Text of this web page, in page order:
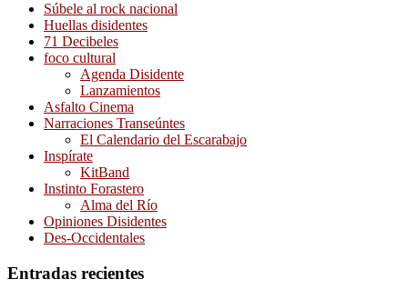
Súbele al rock nacional
Huellas disidentes
71 Decibeles
foco cultural
Agenda Disidente
Lanzamientos
Asfalto Cinema
Narraciones Transeúntes
El Calendario del Escarabajo
Inspírate
KitBand
Instinto Forastero
Alma del Río
Opiniones Disidentes
Des-Occidentales
Entradas recientes